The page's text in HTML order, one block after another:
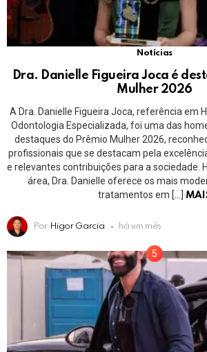
Notícias
Dra. Danielle Figueira Joca é
Mulher 2026
A Dra. Danielle Figueira Joca, referência em
Odontologia Especializada, foi uma das
destaques do Prêmio Mulher 2026,
profissionais que se destacam pela
e relevantes contribuições para a sociedade.
área, Dra. Danielle oferece os mais
tratamentos em […]
Por Higor Garcia há um mês